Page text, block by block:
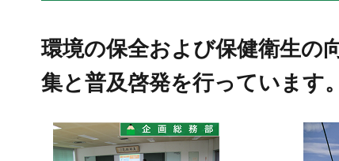
環境の保全および保健衛生の
集と普及啓発を行っています。